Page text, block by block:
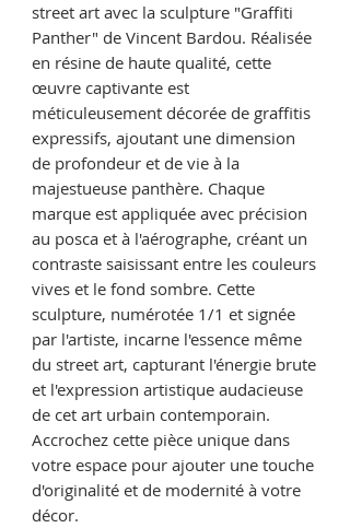
street art avec la sculpture "Graffiti
Panther" de Vincent Bardou. Réalisée
en résine de haute qualité, cette
œuvre captivante est
méticuleusement décorée de graffitis
expressifs, ajoutant une dimension
de profondeur et de vie à la
majestueuse panthère. Chaque
marque est appliquée avec précision
au posca et à l'aérographe, créant un
contraste saisissant entre les couleurs
vives et le fond sombre. Cette
sculpture, numérotée 1/1 et signée
par l'artiste, incarne l'essence même
du street art, capturant l'énergie brute
et l'expression artistique audacieuse
de cet art urbain contemporain.
Accrochez cette pièce unique dans
votre espace pour ajouter une touche
d'originalité et de modernité à votre
décor.